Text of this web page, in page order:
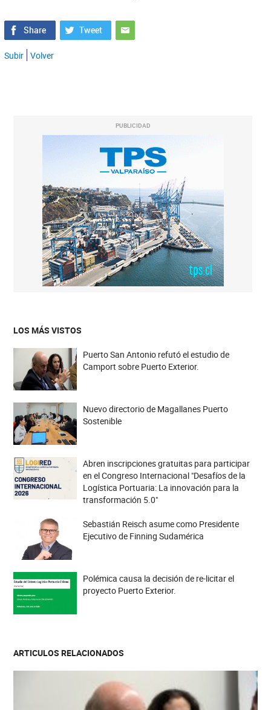
Subir Volver
PUBLICIDAD
LOS MÁS VISTOS
Puerto San Antonio refutó el estudio de
Camport sobre Puerto Exterior.
Nuevo directorio de Magallanes Puerto
Sostenible
Abren inscripciones gratuitas para participar
en el Congreso Internacional "Desafíos de la
Logística Portuaria: La innovación para la
transformación 5.0"
Sebastián Reisch asume como Presidente
Ejecutivo de Finning Sudamérica
Polémica causa la decisión de re-licitar el
proyecto Puerto Exterior.
ARTICULOS RELACIONADOS